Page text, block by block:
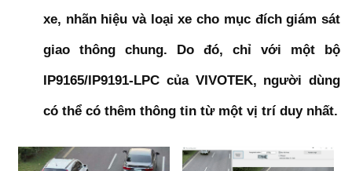
xe, nhãn hiệu và loại xe cho mục đích giám sát
giao thông chung. Do đó, chỉ với một bộ
IP9165/IP9191-LPC của VIVOTEK, người dùng
có thể có thêm thông tin từ một vị trí duy nhất.